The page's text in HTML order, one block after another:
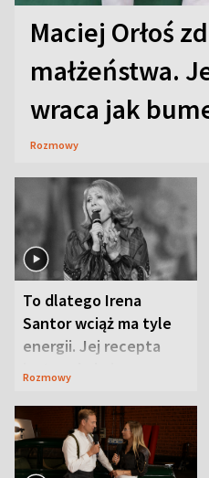
Maciej Orłoś
małżeństwa.
wraca jak
Rozmowy
To dlatego Irena
Santor wciąż ma tyle
energii. Jej recepta
jest zaskakująco
Rozmowy